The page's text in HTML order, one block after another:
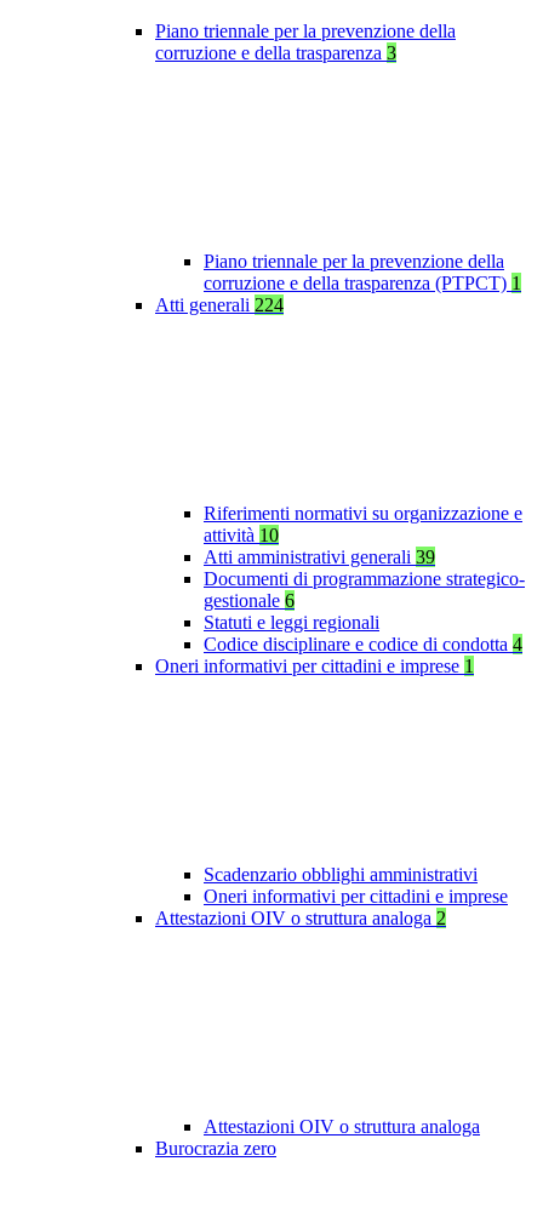
Piano triennale per la prevenzione della
corruzione e della trasparenza 3
Piano triennale per la prevenzione della
corruzione e della trasparenza (PTPCT) 1
Atti generali 224
Riferimenti normativi su organizzazione e
attività 10
Atti amministrativi generali 39
Documenti di programmazione strategico-
gestionale 6
Statuti e leggi regionali
Codice disciplinare e codice di condotta 4
Oneri informativi per cittadini e imprese 1
Scadenzario obblighi amministrativi
Oneri informativi per cittadini e imprese
Attestazioni OIV o struttura analoga 2
Attestazioni OIV o struttura analoga
Burocrazia zero